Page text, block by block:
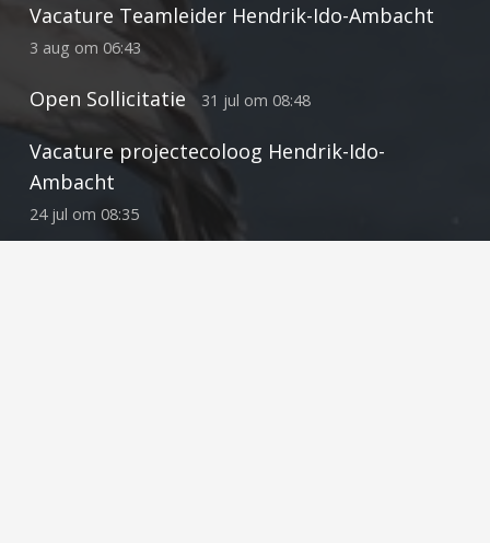
Vacature Teamleider Hendrik-Ido-Ambacht
3 aug om 06:43
Open Sollicitatie 31 jul om 08:48
Vacature projectecoloog Hendrik-Ido-
Ambacht
24 jul om 08:35